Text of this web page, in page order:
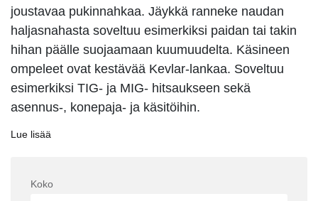
joustavaa pukinnahkaa. Jäykkä ranneke naudan
haljasnahasta soveltuu esimerkiksi paidan tai takin
hihan päälle suojaamaan kuumuudelta. Käsineen
ompeleet ovat kestävää Kevlar-lankaa. Soveltuu
esimerkiksi TIG- ja MIG- hitsaukseen sekä
asennus-, konepaja- ja käsitöihin.
Lue lisää
Koko